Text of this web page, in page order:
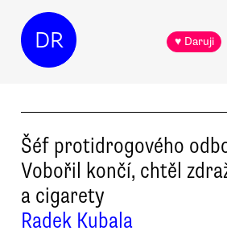
DR ♥ Daruji
Šéf protidrogového
Vobořil končí, chtěl
a cigarety
Radek Kubala